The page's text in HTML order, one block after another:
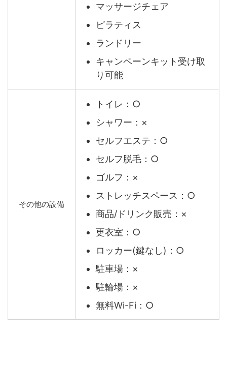
マッサージチェア
ピラティス
ランドリー
キャンペーンキット受け取
り可能
その他の設備
トイレ：○
シャワー：×
セルフエステ：○
セルフ脱毛：○
ゴルフ：×
ストレッチスペース：○
商品/ドリンク販売：×
更衣室：○
ロッカー(鍵なし)：○
駐車場：×
駐輪場：×
無料Wi-Fi：○